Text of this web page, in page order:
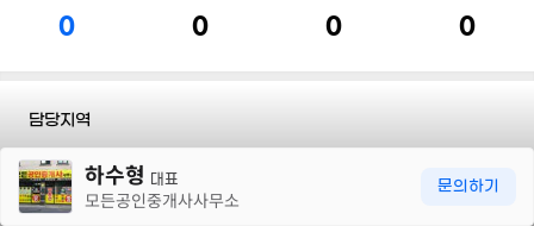
0 0 0 0
담당지역
전화 하수형 대표
모든공인중개사사무소
문의하기